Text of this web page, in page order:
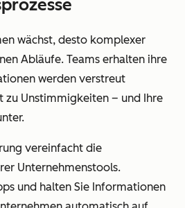
wächst, desto komplexer
Abläufe. Teams erhalten ihre
werden verstreut
zu Unstimmigkeiten – und Ihre
vereinfacht die
Unternehmenstools.
und halten Sie Informationen